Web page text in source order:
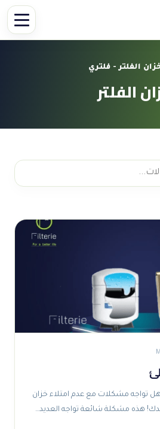
الفلتر - فلتري
الفلتر
هل تواجه مشكلات مع عدم امتلاء خزان
هذه مشكلة شائعة تواجه العديد…